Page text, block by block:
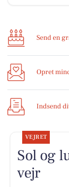
Send en
Opret
Indsend
VEJRET
Sol og
vejr